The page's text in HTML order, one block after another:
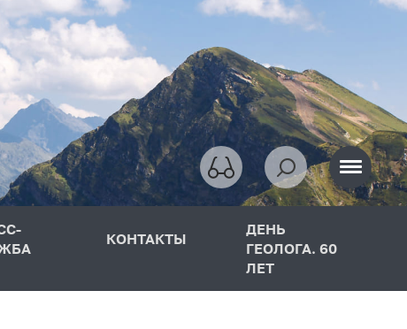
КОНТАКТЫ
ДЕНЬ
ГЕОЛОГА. 60
ЛЕТ